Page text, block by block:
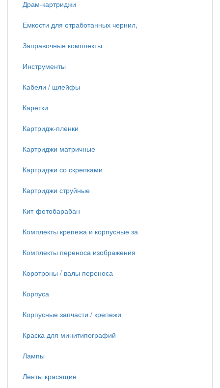
Драм-картриджи
Емкости для отработанных чернил,
Заправочные комплекты
Инструменты
Кабели / шлейфы
Каретки
Картридж-пленки
Картриджи матричные
Картриджи со скрепками
Картриджи струйные
Кит-фотобарабан
Комплекты крепежа и корпусные за
Комплекты переноса изображения
Коротроны / валы переноса
Корпуса
Корпусные запчасти / крепежи
Краска для минитипографий
Лампы
Ленты красящие